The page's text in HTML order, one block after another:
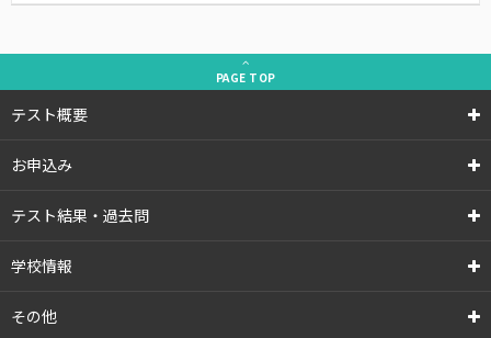
PAGE TOP
テスト概要
お申込み
テスト結果・過去問
学校情報
その他